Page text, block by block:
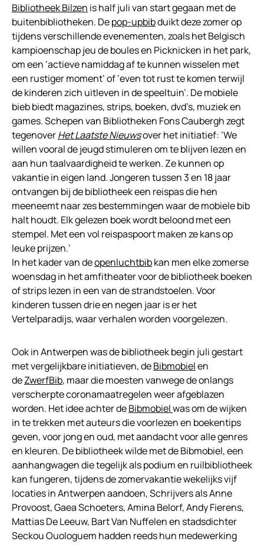
Bibliotheek Bilzen is half juli van start gegaan met de
buitenbibliotheken. Depop-upbibduikt deze zomer op
tijdens verschillende evenementen, zoals het Belgisch
kampioenschap jeu de boules en Picknicken in het park,
om een ‘actieve namiddag af te kunnen wisselen met
een rustiger moment’ of ‘even tot rust te komen terwijl
de kinderen zich uitleven in de speeltuin’. De mobiele
bieb biedt magazines, strips, boeken, dvd’s, muziek en
games. Schepen van Bibliotheken Fons Caubergh zegt
tegenoverHet Laatste Nieuwsover het initiatief: ‘We
willen vooral de jeugd stimuleren om te blijven lezen en
aan hun taalvaardigheid te werken. Ze kunnen op
vakantie in eigen land. Jongeren tussen 3 en 18 jaar
ontvangen bij de bibliotheek een reispas die hen
meeneemt naar zes bestemmingen waar de mobiele bib
halt houdt. Elk gelezen boek wordt beloond met een
stempel. Met een vol reispaspoort maken ze kans op
leuke prijzen.’
In het kader van deopenluchtbibkan men elke zomerse
woensdag in het amfitheater voor de bibliotheek boeken
of strips lezen in een van de strandstoelen. Voor
kinderen tussen drie en negen jaar is er het
Vertelparadijs, waar verhalen worden voorgelezen.
Ook in Antwerpen was de bibliotheek begin juli gestart
met vergelijkbare initiatieven, deBibmobielen
deZwerfBib, maar die moesten vanwege de onlangs
verscherpte coronamaatregelen weer afgeblazen
worden. Het idee achter deBibmobielwas om de wijken
in te trekken met auteurs die voorlezen en boekentips
geven, voor jong en oud, met aandacht voor alle genres
en kleuren. De bibliotheek wilde met de Bibmobiel, een
aanhangwagen die tegelijk als podium en ruilbibliotheek
kan fungeren, tijdens de zomervakantie wekelijks vijf
locaties in Antwerpen aandoen, Schrijvers als Anne
Provoost, Gaea Schoeters, Amina Belorf, Andy Fierens,
Mattias De Leeuw, Bart Van Nuffelen en stadsdichter
Seckou Ouologuem hadden reeds hun medewerking